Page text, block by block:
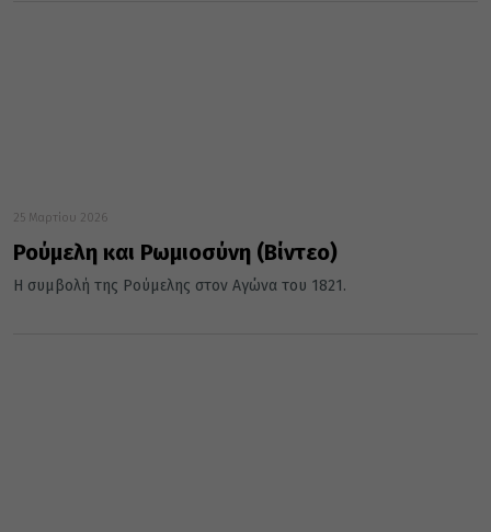
25 Μαρτίου 2026
Ρούμελη και Ρωμιοσύνη (Βίντεο)
Η συμβολή της Ρούμελης στον Αγώνα του 1821.